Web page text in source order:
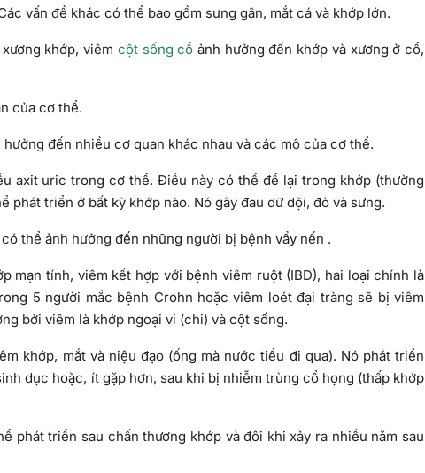
vấn đề khác có thể bao gồm sưng gân, mắt cá và khớp lớn.
khớp, viêm cột sống cổ ảnh hưởng đến khớp và xương ở cổ,
của cơ thể.
đến nhiều cơ quan khác nhau và các mô của cơ thể.
axit uric trong cơ thể. Điều này có thể để lại trong khớp (thường
triển ở bất kỳ khớp nào. Nó gây đau dữ dội, đỏ và sưng.
thể ảnh hưởng đến những người bị bệnh vẩy nến .
mạn tính, viêm kết hợp với bệnh viêm ruột (IBD), hai loại chính là
5 người mắc bệnh Crohn hoặc viêm loét đại tràng sẽ bị viêm
bởi viêm là khớp ngoại vi (chi) và cột sống.
khớp, mắt và niệu đạo (ống mà nước tiểu đi qua). Nó phát triển
dục hoặc, ít gặp hơn, sau khi bị nhiễm trùng cổ họng (thấp khớp
phát triển sau chấn thương khớp và đôi khi xảy ra nhiều năm sau